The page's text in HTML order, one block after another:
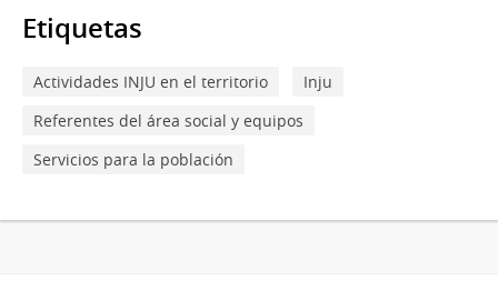
Etiquetas
Actividades INJU en el territorio
Inju
Referentes del área social y equipos
Servicios para la población